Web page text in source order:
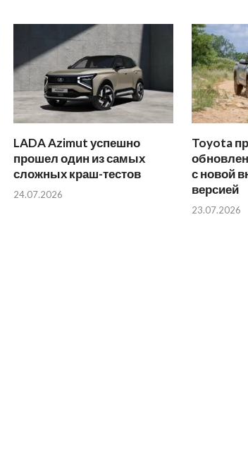
LADA Azimut успешно
прошел один из самых
сложных краш-тестов
24.07.2026
Toyota
с новой
версией
23.07.2026